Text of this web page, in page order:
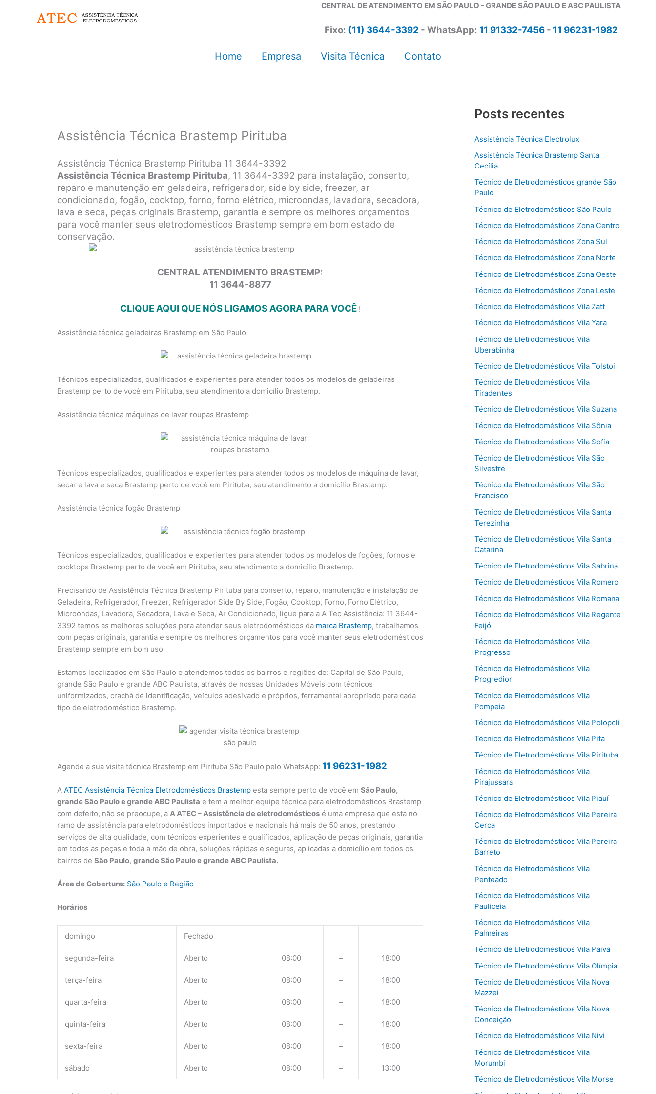
CENTRAL DE ATENDIMENTO EM SÃO PAULO - GRANDE SÃO PAULO E ABC PAULISTA
Fixo: (11) 3644-3392 - WhatsApp: 11 91332-7456- 11 96231-1982
Home Empresa Visita Técnica Contato
Assistência Técnica Brastemp Pirituba
Assistência Técnica Brastemp Pirituba 11 3644-3392
Assistência Técnica Brastemp Pirituba, 11 3644-3392 para instalação, conserto,
reparo e manutenção em geladeira, refrigerador, side by side, freezer, ar
condicionado, fogão, cooktop, forno, forno elétrico, microondas, lavadora, secadora,
lava e seca, peças originais Brastemp, garantia e sempre os melhores orçamentos
para você manter seus eletrodomésticos Brastemp sempre em bom estado de
conservação.
CENTRAL ATENDIMENTO BRASTEMP:
11 3644-8877
CLIQUE AQUI QUE NÓS LIGAMOS AGORA PARA VOCÊ!
Assistência técnica geladeiras Brastemp em São Paulo
Técnicos especializados, qualificados e experientes para atender todos os modelos de geladeiras
Brastemp perto de você em Pirituba, seu atendimento a domicílio Brastemp.
Assistência técnica máquinas de lavar roupas Brastemp
Técnicos especializados, qualificados e experientes para atender todos os modelos de máquina de lavar,
secar e lava e seca Brastemp perto de você em Pirituba, seu atendimento a domicílio Brastemp.
Assistência técnica fogão Brastemp
Técnicos especializados, qualificados e experientes para atender todos os modelos de fogões, fornos e
cooktops Brastemp perto de você em Pirituba, seu atendimento a domicílio Brastemp.
Precisando de Assistência Técnica Brastemp Pirituba para conserto, reparo, manutenção e instalação de
Geladeira, Refrigerador, Freezer, Refrigerador Side By Side, Fogão, Cooktop, Forno, Forno Elétrico,
Microondas, Lavadora, Secadora, Lava e Seca, Ar Condicionado, ligue para a A Tec Assistência: 11 3644-
3392 temos as melhores soluções para atender seus eletrodomésticos da marca Brastemp, trabalhamos
com peças originais, garantia e sempre os melhores orçamentos para você manter seus eletrodomésticos
Brastemp sempre em bom uso.
Estamos localizados em São Paulo e atendemos todos os bairros e regiões de: Capital de São Paulo,
grande São Paulo e grande ABC Paulista, através de nossas Unidades Móveis com técnicos
uniformizados, crachá de identificação, veículos adesivado e próprios, ferramental apropriado para cada
tipo de eletrodoméstico Brastemp.
Agende a sua visita técnica Brastemp em Pirituba São Paulo pelo WhatsApp: 11 96231-1982
A ATEC Assistência Técnica Eletrodomésticos Brastemp esta sempre perto de você em São Paulo,
grande São Paulo e grande ABC Paulista e tem a melhor equipe técnica para eletrodomésticos Brastemp
com defeito, não se preocupe, a A ATEC – Assistência de eletrodomésticos é uma empresa que esta no
ramo de assistência para eletrodomésticos importados e nacionais há mais de 50 anos, prestando
serviços de alta qualidade, com técnicos experientes e qualificados, aplicação de peças originais, garantia
em todas as peças e toda a mão de obra, soluções rápidas e seguras, aplicadas a domicílio em todos os
bairros de São Paulo, grande São Paulo e grande ABC Paulista.
Área de Cobertura: São Paulo e Região
Horários
domingo Fechado
segunda-feira Aberto 08:00 – 18:00
terça-feira Aberto 08:00 – 18:00
quarta-feira Aberto 08:00 – 18:00
quinta-feira Aberto 08:00 – 18:00
sexta-feira Aberto 08:00 – 18:00
sábado Aberto 08:00 – 13:00
Posts recentes
Assistência Técnica Electrolux
Assistência Técnica Brastemp Santa
Cecília
Técnico de Eletrodomésticos grande São
Paulo
Técnico de Eletrodomésticos São Paulo
Técnico de Eletrodomésticos Zona Centro
Técnico de Eletrodomésticos Zona Sul
Técnico de Eletrodomésticos Zona Norte
Técnico de Eletrodomésticos Zona Oeste
Técnico de Eletrodomésticos Zona Leste
Técnico de Eletrodomésticos Vila Zatt
Técnico de Eletrodomésticos Vila Yara
Técnico de Eletrodomésticos Vila
Uberabinha
Técnico de Eletrodomésticos Vila Tolstoi
Técnico de Eletrodomésticos Vila
Tiradentes
Técnico de Eletrodomésticos Vila Suzana
Técnico de Eletrodomésticos Vila Sônia
Técnico de Eletrodomésticos Vila Sofia
Técnico de Eletrodomésticos Vila São
Silvestre
Técnico de Eletrodomésticos Vila São
Francisco
Técnico de Eletrodomésticos Vila Santa
Terezinha
Técnico de Eletrodomésticos Vila Santa
Catarina
Técnico de Eletrodomésticos Vila Sabrina
Técnico de Eletrodomésticos Vila Romero
Técnico de Eletrodomésticos Vila Romana
Técnico de Eletrodomésticos Vila Regente
Feijó
Técnico de Eletrodomésticos Vila
Progresso
Técnico de Eletrodomésticos Vila
Progredior
Técnico de Eletrodomésticos Vila
Pompeia
Técnico de Eletrodomésticos Vila Polopoli
Técnico de Eletrodomésticos Vila Pita
Técnico de Eletrodomésticos Vila Pirituba
Técnico de Eletrodomésticos Vila
Pirajussara
Técnico de Eletrodomésticos Vila Piauí
Técnico de Eletrodomésticos Vila Pereira
Cerca
Técnico de Eletrodomésticos Vila Pereira
Barreto
Técnico de Eletrodomésticos Vila
Penteado
Técnico de Eletrodomésticos Vila
Pauliceia
Técnico de Eletrodomésticos Vila
Palmeiras
Técnico de Eletrodomésticos Vila Paiva
Técnico de Eletrodomésticos Vila Olímpia
Técnico de Eletrodomésticos Vila Nova
Mazzei
Técnico de Eletrodomésticos Vila Nova
Conceição
Técnico de Eletrodomésticos Vila Nivi
Técnico de Eletrodomésticos Vila
Morumbi
Técnico de Eletrodomésticos Vila Morse